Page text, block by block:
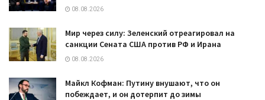
08.08.2026
Мир через силу: Зеленский отреагировал на
санкции Сената США против РФ и Ирана
08.08.2026
Майкл Кофман: Путину внушают, что он
побеждает, и он дотерпит до зимы